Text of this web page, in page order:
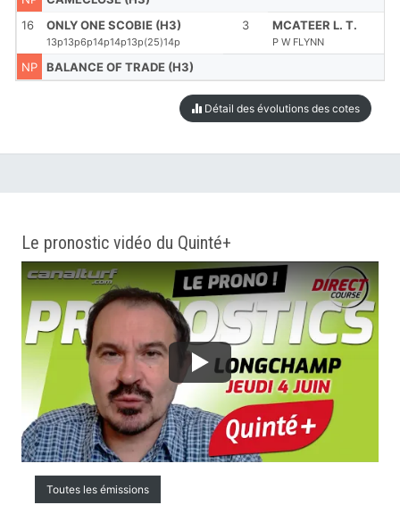
16
ONLY ONE SCOBIE (H3)
13p13p6p14p14p13p(25)14p
3 MCATEER L. T.
P W FLYNN
NP BALANCE OF TRADE (H3)
Détail des évolutions des cotes
Le pronostic vidéo du Quinté+
Toutes les émissions